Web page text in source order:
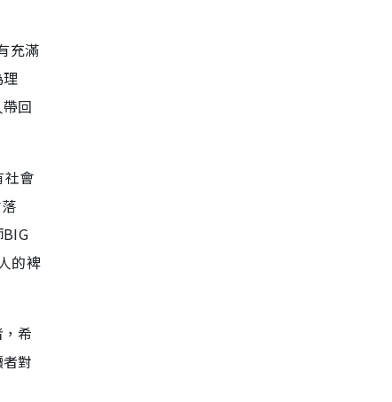
充滿
回
社會
的裨
希
對